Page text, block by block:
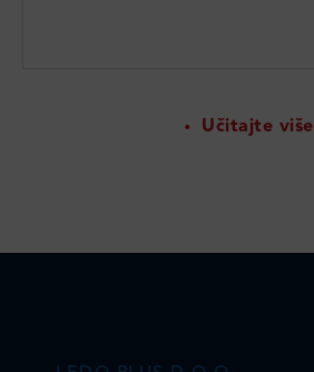
Učitajte više